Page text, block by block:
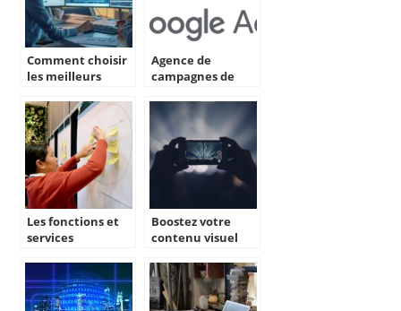
Comment choisir
les meilleurs
freelance en
optimisation des
taux de
conversion ?
Agence de
campagnes de
Augmentez votre
visibilité et vos
conversions
Les fonctions et
services
d’une agence de
developpement
digital
Boostez votre
contenu visuel
templates vidéo
gratuits à
découvrir